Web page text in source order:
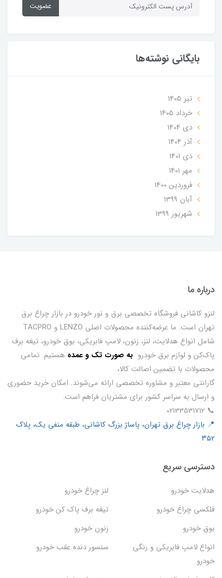
عضویت
بایگانی نوشته‌ها
تير 1405
خرداد 1405
دی 1404
آذر 1404
دی 1401
مهر 1401
فروردین 1400
آبان 1399
شهریور 1399
درباره ما
لنزو کاشانی فروشگاه تخصصی برق و نور خودرو در بازار چراغ برق
تهران است. ما عرضه‌کننده محصولات اصلی LENZO و TACPRO
شامل انواع هدلایت، لنز، زنون، لامپ فابریکی، بوق خودرو، تیغه برف
پاک‌کن و لوازم برق خودرو به صورت تک و عمده هستیم. تمامی
محصولات با تضمین اصالت کالا،
گارانتی معتبر و مشاوره تخصصی ارائه می‌شوند. امکان خرید حضوری
و ارسال به سراسر کشور برای مشتریان فراهم است.
📞 02133531712
📍 بازار چراغ برق تهران، پاساژ بزرگ کاشانی، طبقه منفی یک، پلاک
۳۵۲
دسترسی سریع
هدلایت خودرو
لنز چراغ خودرو
فلکسی چراغ خودرو
تیغه برف پاک کن خودرو
بوق خودرو
زنون خودرو
انواع لامپ فابریکی و رنگی
خودرو
سنسور دنده عقب خودرو